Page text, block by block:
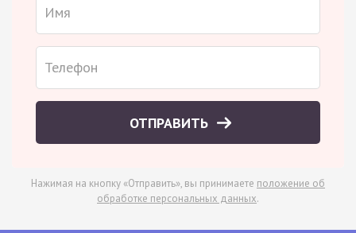
ОТПРАВИТЬ
Нажимая на кнопку «Отправить», вы принимаете положение об
обработке персональных данных.